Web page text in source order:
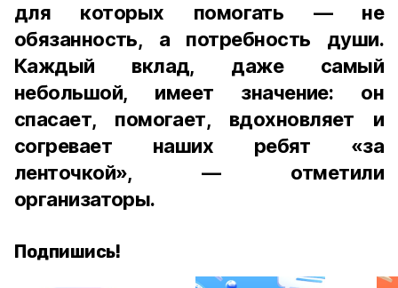
для которых помогать — не
обязанность, а потребность души.
Каждый вклад, даже самый
небольшой, имеет значение: он
спасает, помогает, вдохновляет и
согревает наших ребят «за
ленточкой», — отметили
организаторы.
Подпишись!